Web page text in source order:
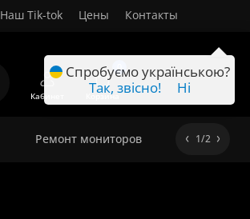
Наш Tik-tok Цены
Контакты
Кабинет Корзина
Ремонт мониторов 1/2
Спробуємо українською?
Так, звісно!
Ні